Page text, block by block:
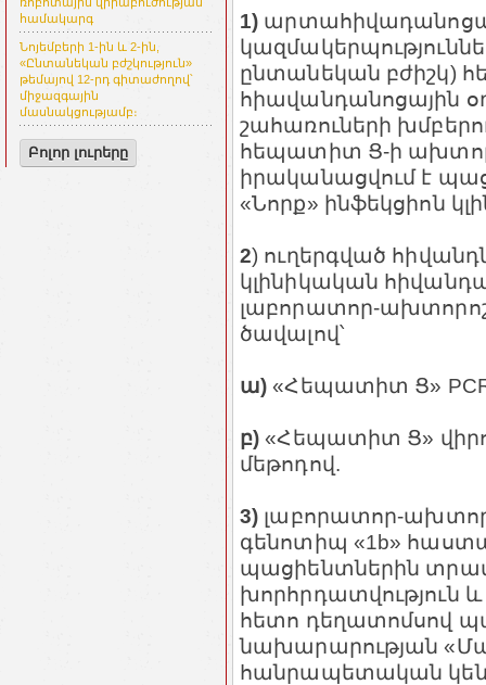
համակարգ
Նոյեմբերի 1-ին և 2-ին,
«Ընտանեկան բժշկություն»
թեմայով 12-րդ գիտաժողով՝
միջազգային
մասնակցությամբ։
Բոլոր լուրերը
1)
ընտանեկան բժիշկ)
հիավանդանոցային
շահառուների
հեպատիտ Ց-ի
իրականացվում է
«Նորք» ինֆեկցիոն
2) ուղերգված
կլինիկական
լաբորատոր-
ծավալով՝
ա) «Հեպատիտ Ց»
բ) «Հեպատիտ Ց»
մեթոդով.
3) լաբորատոր-
գենոտիպ «1b»
պացիենտներին
խորհրդատվություն և
հետո դեղատոմսով
նախարարության
հանրապետական